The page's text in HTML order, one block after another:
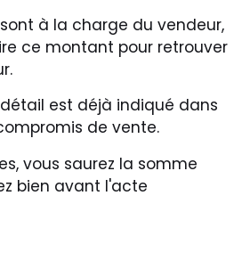
à la charge du vendeur,
ce montant pour retrouver
est déjà indiqué dans
de vente.
vous saurez la somme
bien avant l'acte